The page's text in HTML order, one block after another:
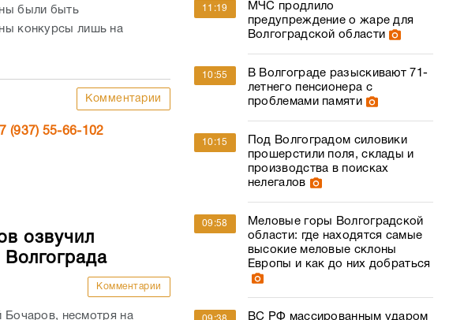
были быть
конкурсы лишь на
Комментарии
(937) 55-66-102
озвучил
Комментарии
Бочаров, несмотря на
11:19
МЧС продлило
предупреждение о жаре для
Волгоградской области
10:55
В Волгограде разыскивают 71-
летнего пенсионера с
проблемами памяти
10:15
Под Волгоградом силовики
прошерстили поля, склады и
производства в поисках
нелегалов
09:58
Меловые горы Волгоградской
области: где находятся самые
высокие меловые склоны
Европы и как до них добраться
ВС РФ массированным ударом